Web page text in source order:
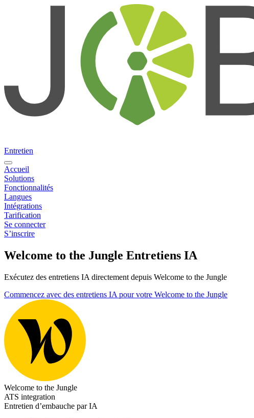
Entretien
Accueil
Solutions
Fonctionnalités
Langues
Intégrations
Tarification
Se connecter
S’inscrire
Welcome to the Jungle Entretiens IA
Exécutez des entretiens IA directement depuis Welcome to the Jungle
Commencez avec des entretiens IA pour votre Welcome to the Jungle
Welcome to the Jungle
ATS integration
Entretien d’embauche par IA